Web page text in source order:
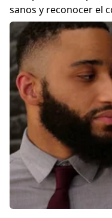
sanos y reconocer el